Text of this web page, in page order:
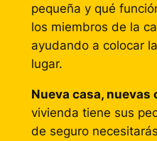
pequeña y qué
los miembros de la
ayudando a colocar
lugar.
Nueva casa, nuevas
vivienda tiene sus
de seguro